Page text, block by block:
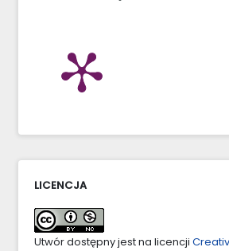
LICENCJA
Utwór dostępny jest na licencji